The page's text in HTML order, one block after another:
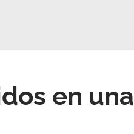
en una